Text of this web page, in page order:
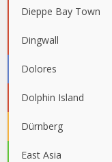
Dieppe Bay Town
Dingwall
Dolores
Dolphin Island
Dürnberg
East Asia